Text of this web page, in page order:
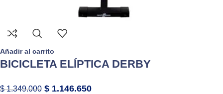
Añadir al carrito
BICICLETA ELÍPTICA DERBY
$1.349.000 $ 1.146.650